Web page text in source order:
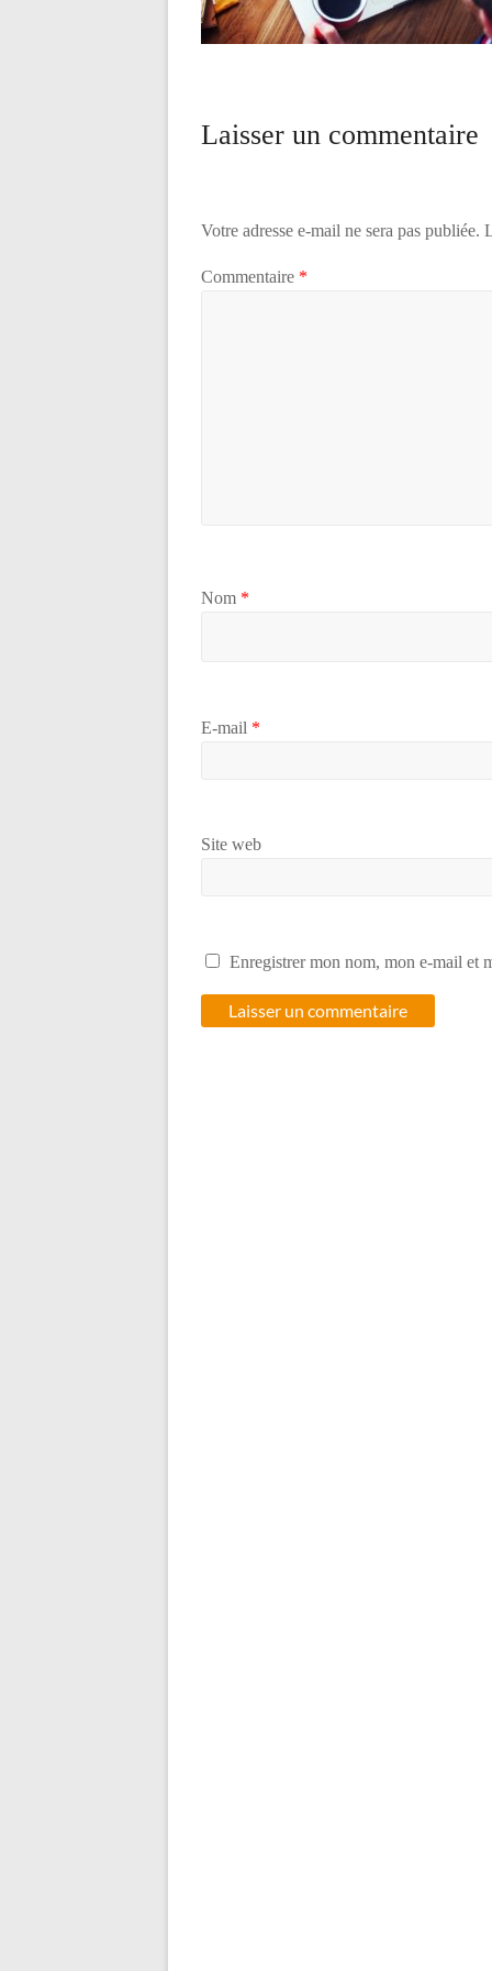
Laisser un commentaire
Votre adresse e-mail ne sera pas publiée.
Commentaire *
Nom *
E-mail *
Site web
Enregistrer mon nom, mon e-mail et